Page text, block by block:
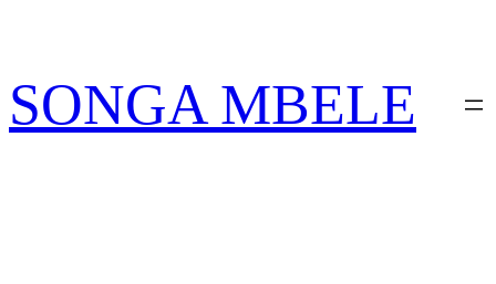
content
SONGA MBELE